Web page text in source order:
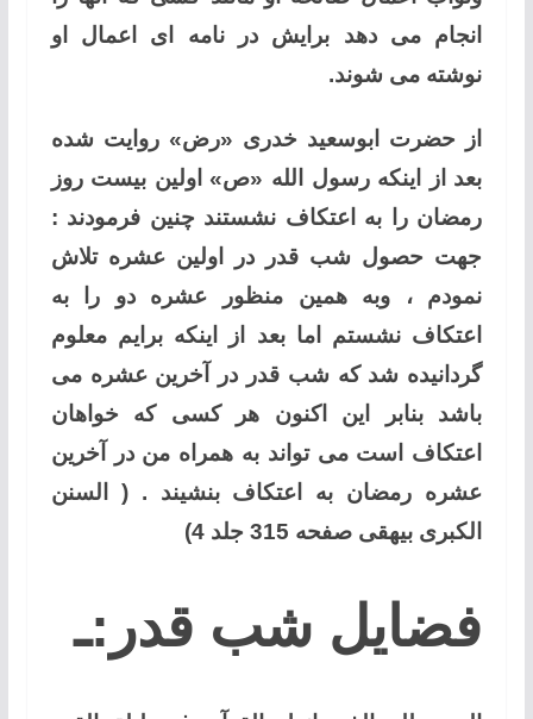
انجام می دهد برایش در نامه ای اعمال او
نوشته می شوند.
از حضرت ابوسعید خدری «رض» روایت شده
بعد از اینکه رسول الله «ص» اولین بیست روز
رمضان را به اعتکاف نشستند چنین فرمودند :
جهت حصول شب قدر در اولین عشره تلاش
نمودم ، وبه همین منظور عشره دو را به
اعتکاف نشستم اما بعد از اینکه برایم معلوم
گردانیده شد که شب قدر در آخرین عشره می
باشد بنابر این اکنون هر کسی که خواهان
اعتکاف است می تواند به همراه من در آخرین
عشره رمضان به اعتکاف بنشیند . ( السنن
الکبری بیهقی صفحه 315 جلد 4)
فضایل شب قدر:ـ